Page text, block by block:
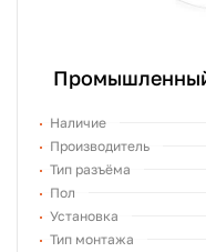
Наличие
Производитель
Тип разъёма
Пол
Установка
Тип монтажа